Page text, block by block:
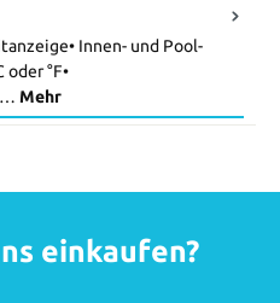
Innen- und Pool-
°F•
Mehr
einkaufen?